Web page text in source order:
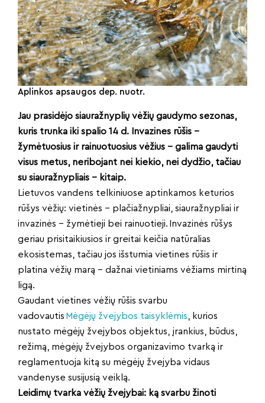
Aplinkos apsaugos dep. nuotr.
Jau prasidėjo siauražnyplių vėžių gaudymo sezonas,
kuris trunka iki spalio 14 d. Invazines rūšis –
žymėtuosius ir rainuotuosius vėžius – galima gaudyti
visus metus, neribojant nei kiekio, nei dydžio, tačiau
su siauražnypliais – kitaip.
Lietuvos vandens telkiniuose aptinkamos keturios
rūšys vėžių: vietinės – plačiažnypliai, siauražnypliai ir
invazinės – žymėtieji bei rainuotieji. Invazinės rūšys
geriau prisitaikiusios ir greitai keičia natūralias
ekosistemas, tačiau jos išstumia vietines rūšis ir
platina vėžių marą – dažnai vietiniams vėžiams mirtiną
ligą.
Gaudant vietines vėžių rūšis svarbu
vadovautis Mėgėjų žvejybos taisyklėmis , kurios
nustato mėgėjų žvejybos objektus, įrankius, būdus,
režimą, mėgėjų žvejybos organizavimo tvarką ir
reglamentuoja kitą su mėgėjų žvejyba vidaus
vandenyse susijusią veiklą.
Leidimų tvarka vėžių žvejybai: ką svarbu žinoti